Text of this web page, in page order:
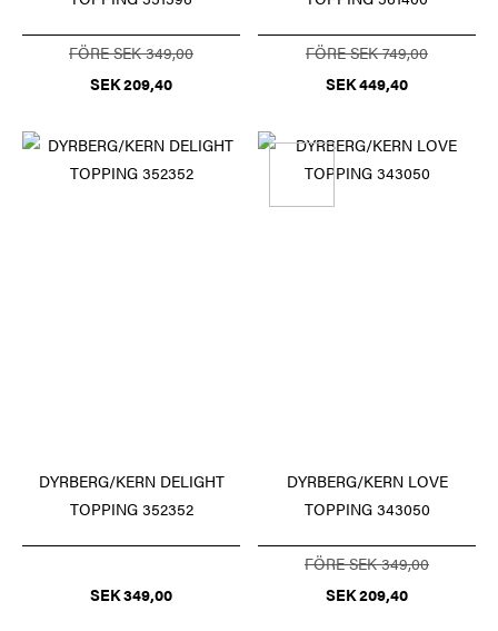
FÖRE SEK 349,00
SEK 209,40
FÖRE SEK 749,00
SEK 449,40
DYRBERG/KERN DELIGHT
TOPPING 352352
SEK 349,00
DYRBERG/KERN LOVE
TOPPING 343050
FÖRE SEK 349,00
SEK 209,40